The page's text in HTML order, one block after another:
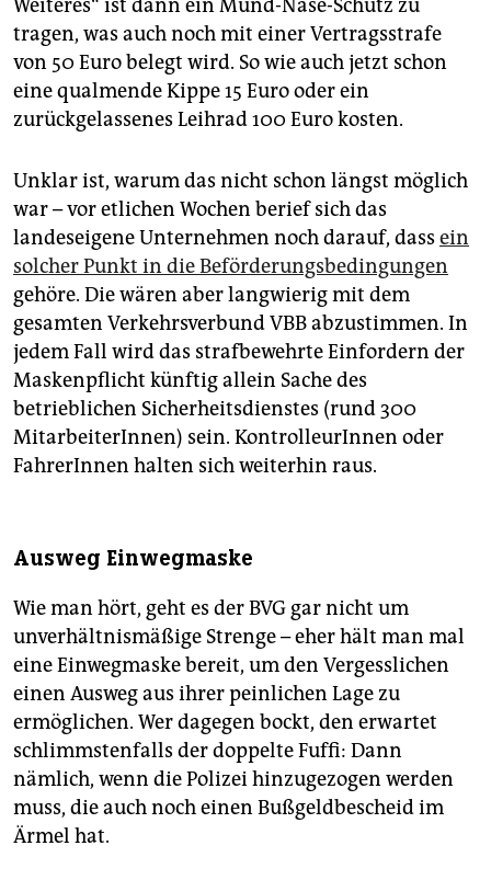
Weiteres“ ist dann ein Mund-Nase-Schutz zu
tragen, was auch noch mit einer Vertragsstrafe
von 50 Euro belegt wird. So wie auch jetzt schon
eine qualmende Kippe 15 Euro oder ein
zurückgelassenes Leihrad 100 Euro kosten.
Unklar ist, warum das nicht schon längst möglich
war – vor etlichen Wochen berief sich das
landeseigene Unternehmen noch darauf, dass ein
solcher Punkt in die Beförderungsbedingungen
gehöre. Die wären aber langwierig mit dem
gesamten Verkehrsverbund VBB abzustimmen. In
jedem Fall wird das strafbewehrte Einfordern der
Maskenpflicht künftig allein Sache des
betrieblichen Sicherheitsdienstes (rund 300
MitarbeiterInnen) sein. KontrolleurInnen oder
FahrerInnen halten sich weiterhin raus.
Ausweg Einwegmaske
Wie man hört, geht es der BVG gar nicht um
unverhältnismäßige Strenge – eher hält man mal
eine Einwegmaske bereit, um den Vergesslichen
einen Ausweg aus ihrer peinlichen Lage zu
ermöglichen. Wer dagegen bockt, den erwartet
schlimmstenfalls der doppelte Fuffi: Dann
nämlich, wenn die Polizei hinzugezogen werden
muss, die auch noch einen Bußgeldbescheid im
Ärmel hat.